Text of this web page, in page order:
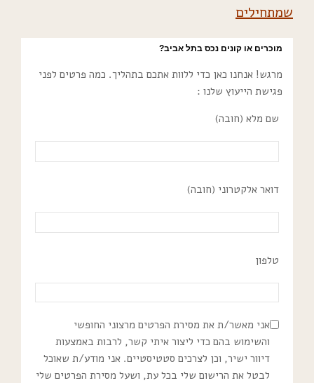
שמתחילים
מוכרים או קונים נכס בתל אביב?
מרגש! אנחנו כאן כדי ללוות אתכם בתהליך. כמה פרטים לפני
פגישת הייעוץ שלנו :
שם מלא (חובה)
דואר אלקטרוני (חובה)
טלפון
אני מאשר/ת את מסירת הפרטים מרצוני החופשי
והשימוש בהם כדי ליצור איתי קשר, לרבות באמצעות
דיוור ישיר, וכן לצרכים סטטיסטיים. אני מודע/ת שאוכל
לבטל את הרישום שלי בכל עת, ושעל מסירת הפרטים שלי